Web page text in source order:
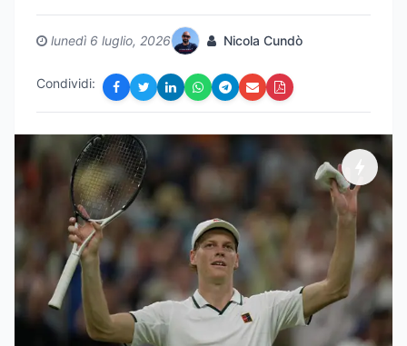
lunedì 6 luglio, 2026 Nicola Cundò
Condividi: